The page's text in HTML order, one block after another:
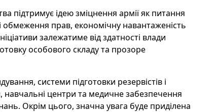
підтримує ідею зміцнення армії як питання
прав, економічну навантаженість
залежатиме від здатності влади
особового складу та прозоре
системи підготовки резервістів і
навчальні центри та медичне забезпечення
Окрім цього, значна увага буде приділена